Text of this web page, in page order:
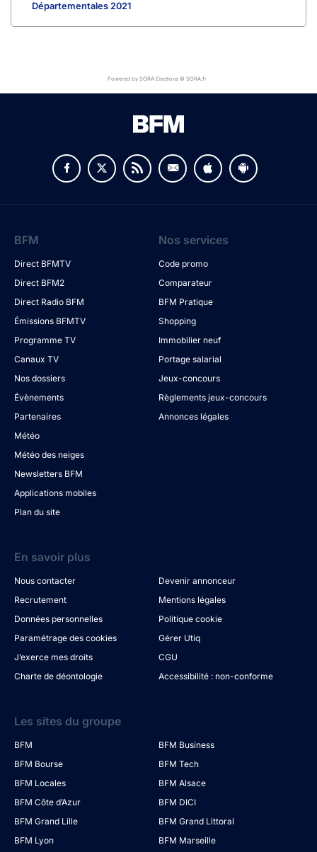
Départementales 2021
Powered by SORA Elections © SORA.fr
BFM
Direct BFMTV
Direct BFM2
Direct Radio BFM
Émissions BFMTV
Programme TV
Canaux TV
Nos dossiers
Évènements
Partenaires
Météo
Météo des neiges
Newsletters BFM
Applications mobiles
Plan du site
Nos services
Code promo
Comparateur
BFM Pratique
Shopping
Immobilier neuf
Portage salarial
Jeux-concours
Règlements jeux-concours
Annonces légales
En savoir plus
Nous contacter
Devenir annonceur
Recrutement
Mentions légales
Données personnelles
Politique cookie
Paramétrage des cookies
Gérer Utiq
J’exerce mes droits
CGU
Charte de déontologie
Accessibilité : non-conforme
Les sites du groupe
BFM
BFM Business
BFM Bourse
BFM Tech
BFM Locales
BFM Alsace
BFM Côte d’Azur
BFM DICI
BFM Grand Lille
BFM Grand Littoral
BFM Lyon
BFM Marseille